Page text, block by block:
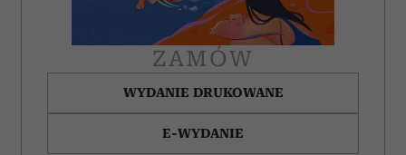
ZAMÓW
WYDANIE DRUKOWANE
E-WYDANIE